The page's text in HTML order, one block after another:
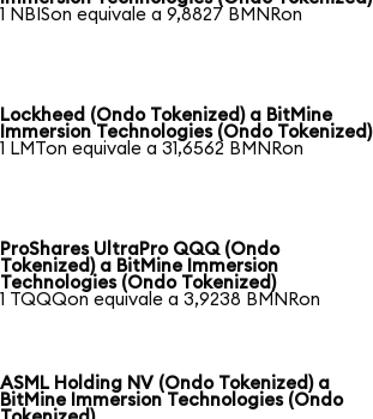
1 NBISon equivale a 9,8827 BMNRon
Lockheed (Ondo Tokenized) a BitMine
Immersion Technologies (Ondo Tokenized)
1 LMTon equivale a 31,6562 BMNRon
ProShares UltraPro QQQ (Ondo
Tokenized) a BitMine Immersion
Technologies (Ondo Tokenized)
1 TQQQon equivale a 3,9238 BMNRon
ASML Holding NV (Ondo Tokenized) a
BitMine Immersion Technologies (Ondo